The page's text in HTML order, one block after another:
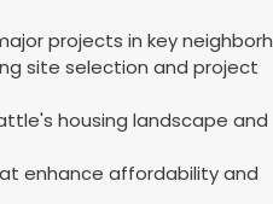
¡Cosign puede ayudarle a
aprobación!
Contáctenos
Cosign puede ayudarte a
más solicitantes
Contáctenos
mercado Múltiples
projects in key
site selection and project
housing landscape and
enhance affordability and